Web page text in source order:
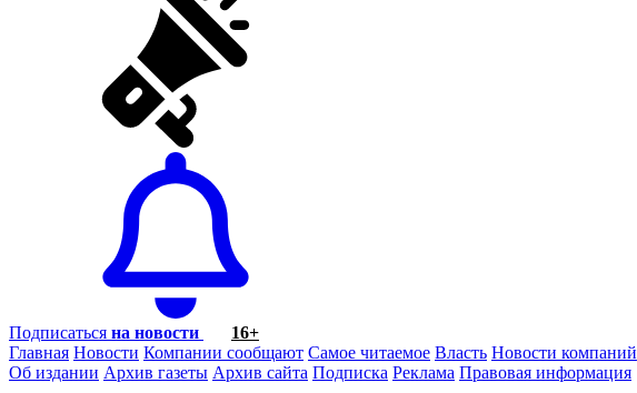
Подписаться на новости
16+
Главная Новости Компании сообщают Самое читаемое Власть Новости компаний
Об издании Архив газеты Архив сайта Подписка Реклама Правовая информация